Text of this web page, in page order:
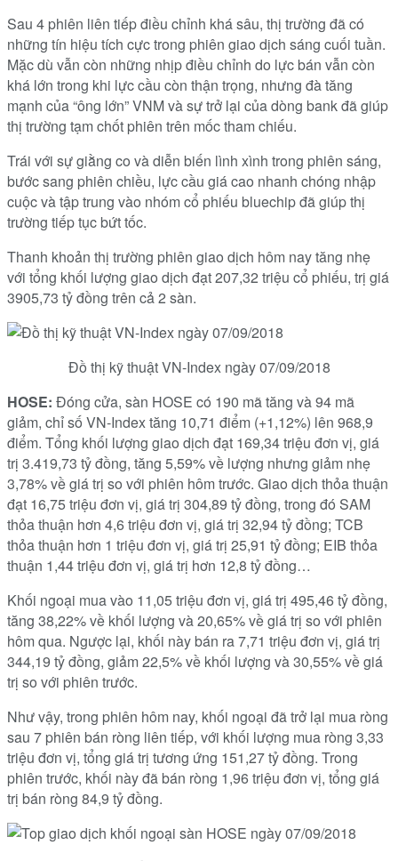
Sau 4 phiên liên tiếp điều chỉnh khá sâu, thị trường đã có
những tín hiệu tích cực trong phiên giao dịch sáng cuối tuần.
Mặc dù vẫn còn những nhịp điều chỉnh do lực bán vẫn còn
khá lớn trong khi lực cầu còn thận trọng, nhưng đà tăng
mạnh của “ông lớn” VNM và sự trở lại của dòng bank đã giúp
thị trường tạm chốt phiên trên mốc tham chiếu.
Trái với sự giằng co và diễn biến lình xình trong phiên sáng,
bước sang phiên chiều, lực cầu giá cao nhanh chóng nhập
cuộc và tập trung vào nhóm cổ phiếu bluechip đã giúp thị
trường tiếp tục bứt tốc.
Thanh khoản thị trường phiên giao dịch hôm nay tăng nhẹ
với tổng khối lượng giao dịch đạt 207,32 triệu cổ phiếu, trị giá
3905,73 tỷ đồng trên cả 2 sàn.
Đồ thị kỹ thuật VN-Index ngày 07/09/2018
HOSE: Đóng cửa, sàn HOSE có 190 mã tăng và 94 mã
giảm, chỉ số VN-Index tăng 10,71 điểm (+1,12%) lên 968,9
điểm. Tổng khối lượng giao dịch đạt 169,34 triệu đơn vị, giá
trị 3.419,73 tỷ đồng, tăng 5,59% về lượng nhưng giảm nhẹ
3,78% về giá trị so với phiên hôm trước. Giao dịch thỏa thuận
đạt 16,75 triệu đơn vị, giá trị 304,89 tỷ đồng, trong đó SAM
thỏa thuận hơn 4,6 triệu đơn vị, giá trị 32,94 tỷ đồng; TCB
thỏa thuận hơn 1 triệu đơn vị, giá trị 25,91 tỷ đồng; EIB thỏa
thuận 1,44 triệu đơn vị, giá trị hơn 12,8 tỷ đồng…
Khối ngoại mua vào 11,05 triệu đơn vị, giá trị 495,46 tỷ đồng,
tăng 38,22% về khối lượng và 20,65% về giá trị so với phiên
hôm qua. Ngược lại, khối này bán ra 7,71 triệu đơn vị, giá trị
344,19 tỷ đồng, giảm 22,5% về khối lượng và 30,55% về giá
trị so với phiên trước.
Như vậy, trong phiên hôm nay, khối ngoại đã trở lại mua ròng
sau 7 phiên bán ròng liên tiếp, với khối lượng mua ròng 3,33
triệu đơn vị, tổng giá trị tương ứng 151,27 tỷ đồng. Trong
phiên trước, khối này đã bán ròng 1,96 triệu đơn vị, tổng giá
trị bán ròng 84,9 tỷ đồng.